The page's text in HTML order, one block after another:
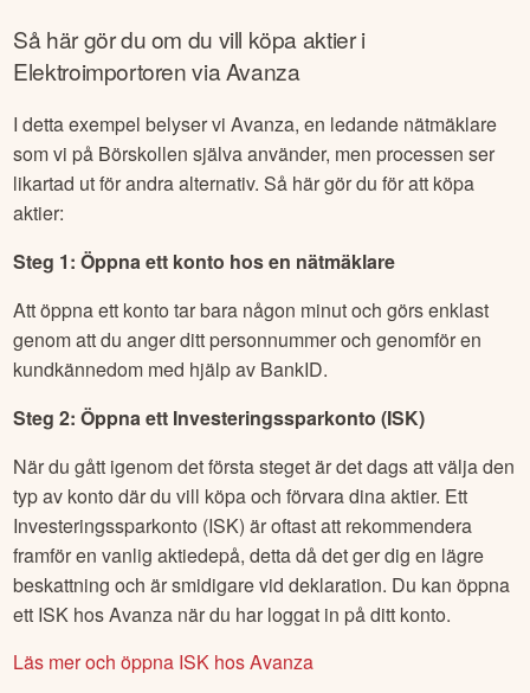
Så här gör du om du vill köpa aktier i
Elektroimportorenvia Avanza
I detta exempel belyser vi Avanza, en ledande nätmäklare
som vi på Börskollen själva använder, men processen ser
likartad ut för andra alternativ. Så här gör du för att köpa
aktier:
Steg 1: Öppna ett konto hos en nätmäklare
Att öppna ett konto tar bara någon minut och görs enklast
genom att du anger ditt personnummer och genomför en
kundkännedom med hjälp av BankID.
Steg 2: Öppna ett Investeringssparkonto (ISK)
När du gått igenom det första steget är det dags att välja den
typ av konto där du vill köpa och förvara dina aktier. Ett
Investeringssparkonto (ISK) är oftast att rekommendera
framför en vanlig aktiedepå, detta då det ger dig en lägre
beskattning och är smidigare vid deklaration. Du kan öppna
ett ISK hos Avanza när du har loggat in på ditt konto.
Läs mer och öppna ISK hos Avanza